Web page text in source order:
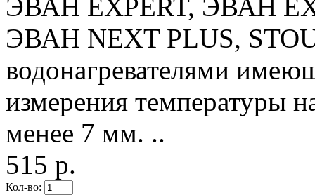
ЭВАН EXPERT, ЭВАН
ЭВАН NEXT PLUS,
водонагревателями
измерения температуры
менее 7 мм. ..
515 р.
Кол-во: